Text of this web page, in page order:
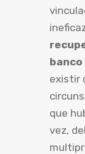
banco
existir
que
vez,